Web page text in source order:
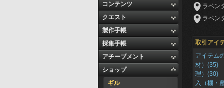
コンテンツ
クエスト
製作手帳
採集手帳
アチーブメント
ショップ
ギル
ラベン
ラベン
取引アイ
アイテム
材）(35)
理）(30)
入（棚・